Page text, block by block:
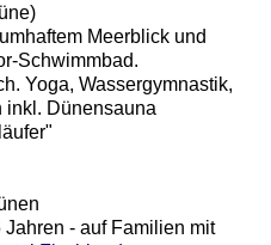
Meerblick und
Schwimmbad.
Yoga, Wassergymnastik,
inkl. Dünensauna
- auf Familien mit